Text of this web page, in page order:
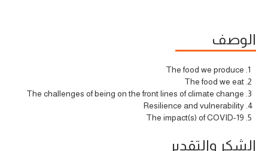
الوصف
The food we produce
The food we eat
The challenges of being on the front lines of climate change
Resilience and vulnerability
The impact(s) of COVID-19
الشكر والتقدير